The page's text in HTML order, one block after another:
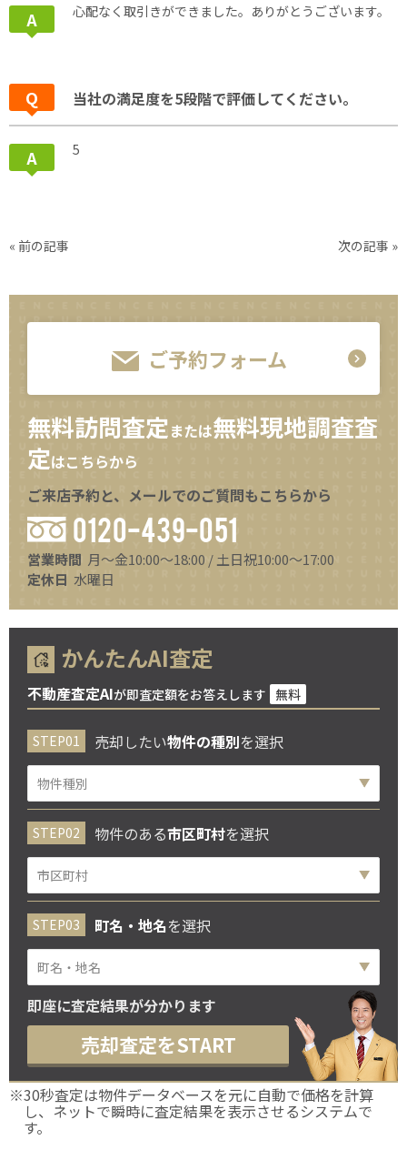
心配なく取引きができました。ありがとうございます。
当社の満足度を5段階で評価してください。
5
« 前の記事 次の記事 »
ご予約フォーム
無料訪問査定または無料現地調査査
定はこちらから
ご来店予約と、メールでのご質問もこちらから
0120-439-051
営業時間 月～金10:00～18:00 / 土日祝10:00～17:00
定休日 水曜日
かんたんAI査定
不動産査定AIが即査定額をお答えします 無料
売却したい物件の種別を選択
物件のある市区町村を選択
町名・地名を選択
即座に査定結果が分かります
売却査定をSTART
※30秒査定は物件データベースを元に自動で価格を計算
し、ネットで瞬時に査定結果を表示させるシステムで
す。